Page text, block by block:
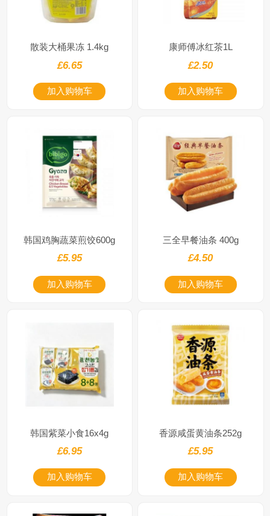
散装大桶果冻 1.4kg
£6.65
加入购物车
康师傅冰红茶1L
£2.50
加入购物车
韩国鸡胸蔬菜煎饺600g
£5.95
加入购物车
三全早餐油条 400g
£4.50
加入购物车
韩国紫菜小食16x4g
£6.95
加入购物车
香源咸蛋黄油条252g
£5.95
加入购物车